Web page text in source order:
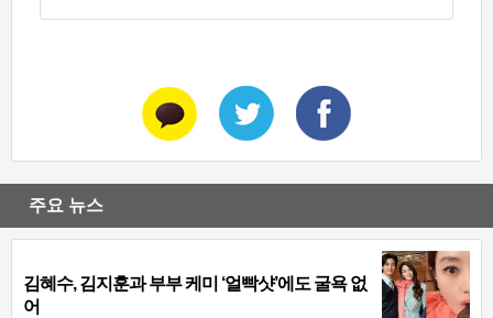
주요 뉴스
김혜수, 김지훈과 부부 케미 ‘얼빡샷’에도 굴욕 없
어